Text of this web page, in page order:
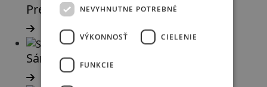
Prechádzky na snežniciach
Sánkovanie
NEVYHNUTNE POTREBNÉ
VÝKONNOSŤ CIELENIE
FUNKCIE